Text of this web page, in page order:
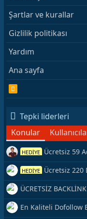
Şartlar ve kurallar
Gizlilik politikası
Yardım
Ana sayfa
S
Tepki liderleri
Konular
HEDİYE Ücretsiz 59
Kaynağı Veriyorum.
HEDİYE Ücretsiz 220
Veriyorum
ÜCRETSİZ
Hemen Yetiş!
En Kaliteli Dofollow